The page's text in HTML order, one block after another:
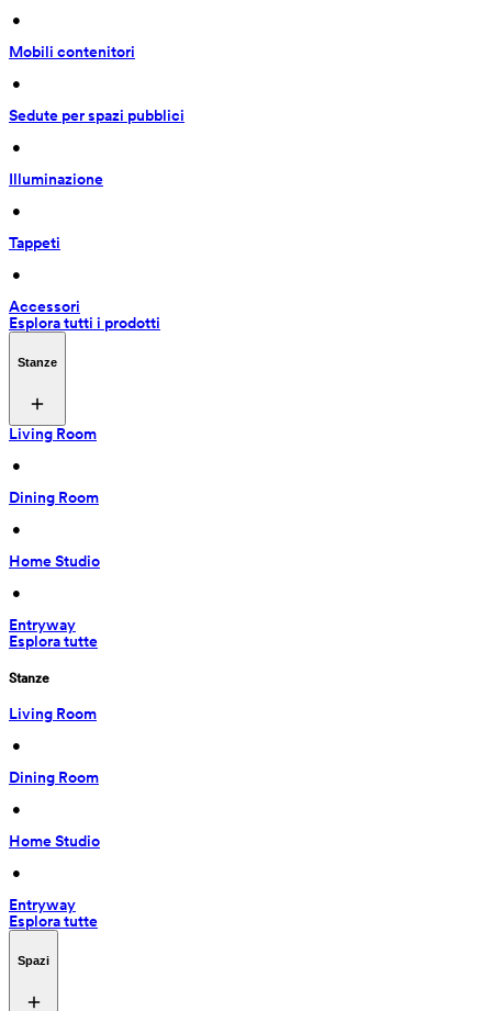
•
Mobili contenitori
•
Sedute per spazi pubblici
•
Illuminazione
•
Tappeti
•
Accessori
Esplora tutti i prodotti
Stanze
Living Room
•
Dining Room
•
Home Studio
•
Entryway
Esplora tutte
Stanze
Living Room
•
Dining Room
•
Home Studio
•
Entryway
Esplora tutte
Spazi